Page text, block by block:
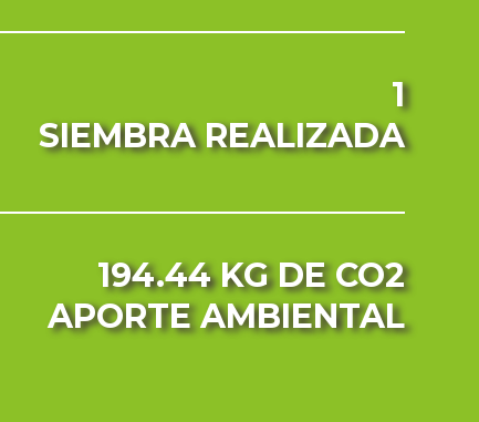
1
SIEMBRA REALIZADA
194.44 KGDE CO2
APORTE AMBIENTAL